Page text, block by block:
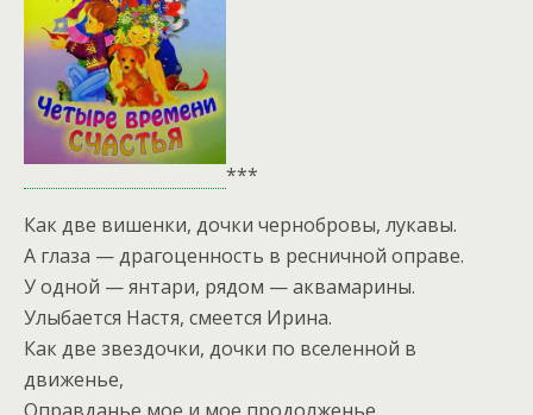
***
Как две вишенки, дочки чернобровы, лукавы.
А глаза — драгоценность в ресничной оправе.
У одной — янтари, рядом — аквамарины.
Улыбается Настя, смеется Ирина.
Как две звездочки, дочки по вселенной в
движенье,